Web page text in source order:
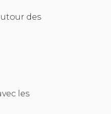
des
les